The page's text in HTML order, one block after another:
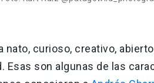
nato, curioso, creativo,
Esas son algunas de las